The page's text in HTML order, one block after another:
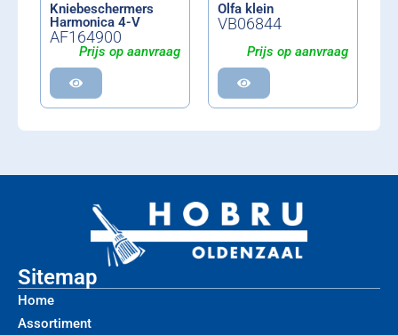
Kniebeschermers
Harmonica 4-V
AF164900
Prijs op aanvraag
Olfa klein
VB06844
Prijs op aanvraag
Sitemap
Home
Assortiment